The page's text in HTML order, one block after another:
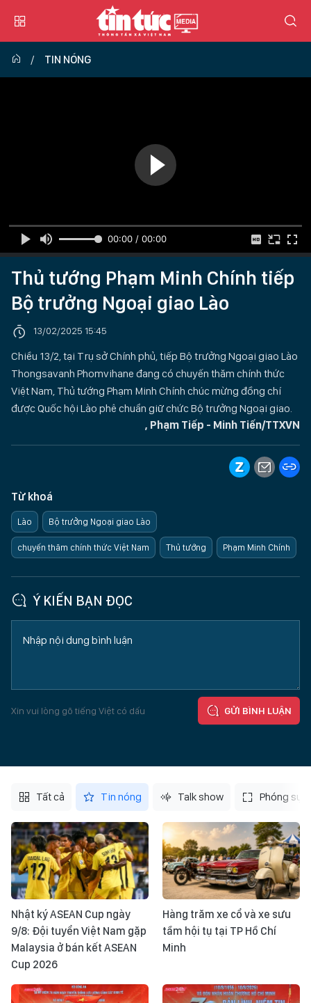
TIN NÓNG
00:00 / 00:00
Thủ tướng Phạm Minh Chính tiếp
Bộ trưởng Ngoại giao Lào
13/02/2025 15:45
Chiều 13/2, tại Trụ sở Chính phủ, tiếp Bộ trưởng Ngoại giao Lào
Thongsavanh Phomvihane đang có chuyến thăm chính thức
Việt Nam, Thủ tướng Phạm Minh Chính chúc mừng đồng chí
được Quốc hội Lào phê chuẩn giữ chức Bộ trưởng Ngoại giao.
, Phạm Tiếp - Minh Tiến/TTXVN
Từ khoá
Lào Bộ trưởng Ngoại giao Lào
chuyến thăm chính thức Việt Nam Thủ tướng Phạm Minh Chính
Ý KIẾN BẠN ĐỌC
Xin vui lòng gõ tiếng Việt có dấu GỬI BÌNH LUẬN
Tất cả Tin nóng Talk show Phóng sự
Nhật ký ASEAN Cup ngày
9/8: Đội tuyển Việt Nam gặp
Malaysia ở bán kết ASEAN
Cup 2026
Hàng trăm xe cổ và xe sưu
tầm hội tụ tại TP Hồ Chí
Minh